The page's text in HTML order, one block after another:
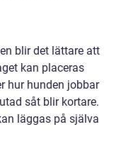
blir det lättare att
kan placeras
hur hunden jobbar
såt blir kortare.
läggas på själva